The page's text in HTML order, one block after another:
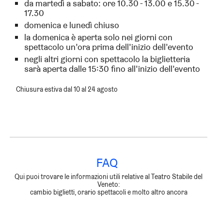
da martedì a sabato: ore 10.30 - 13.00 e 15.30 -
17.30
domenica e lunedì chiuso
la domenica è aperta solo nei giorni con
spettacolo un’ora prima dell’inizio dell’evento
negli altri giorni con spettacolo la biglietteria
sarà aperta dalle 15:30 fino all’inizio dell’evento
Chiusura estiva dal10al 24agosto
FAQ
Qui puoi trovare le informazioni utili relative al Teatro Stabile del
Veneto:
cambio biglietti, orario spettacoli e molto altro ancora